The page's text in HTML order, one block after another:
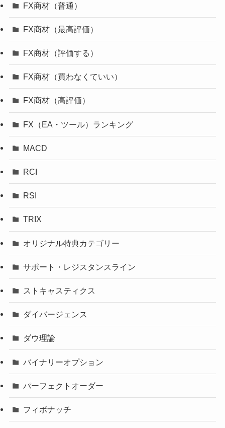
FX商材（普通）
FX商材（最高評価）
FX商材（評価する）
FX商材（買わなくていい）
FX商材（高評価）
FX（EA・ツール）ランキング
MACD
RCI
RSI
TRIX
オリジナル特典カテゴリー
サポート・レジスタンスライン
ストキャスティクス
ダイバージェンス
ダウ理論
バイナリーオプション
パーフェクトオーダー
フィボナッチ